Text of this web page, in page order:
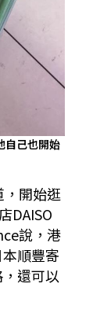
自己也開始
，開始逛
DAISO
說，港
順豐寄
還可以